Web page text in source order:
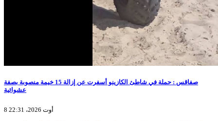
صفاقس : حملة في شاطئ الكازينو أسفرت عن إزالة 15 خيمة منصوبة بصفة
عشوائية
8 أوت 2026، 22:31